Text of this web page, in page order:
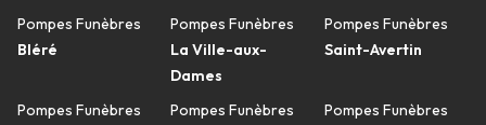
Pompes Funèbres
Bléré
Pompes Funèbres
Pompes Funèbres
La Ville-aux-
Dames
Pompes Funèbres
Pompes Funèbres
Saint-Avertin
Pompes Funèbres